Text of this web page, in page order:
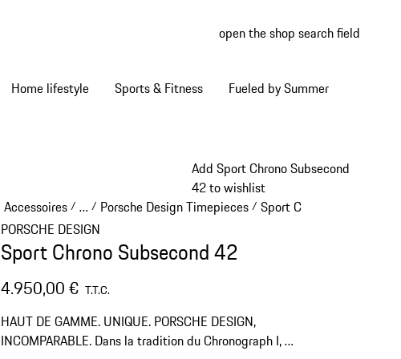
open the shop search field
Home lifestyle Sports & Fitness Fueled by Summer
Add Sport Chrono Subsecond
42 to wishlist
Accessoires/ …
Reveal collapsed breadcrumb items
/ Porsche Design Timepieces/ Sport Chrono
PORSCHE DESIGN
Sport Chrono Subsecond 42
4.950,00 € T.T.C.
HAUT DE GAMME. UNIQUE. PORSCHE DESIGN,
INCOMPARABLE. Dans la tradition du Chronograph I, la